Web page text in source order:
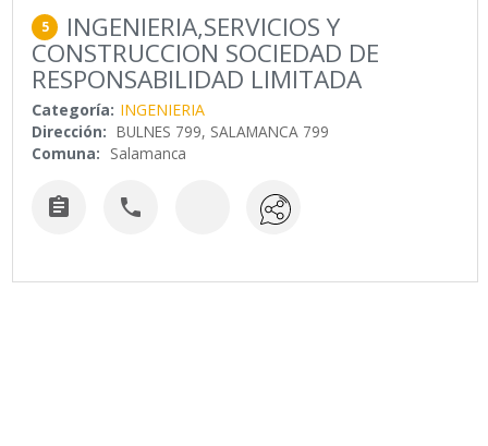
5 INGENIERIA,SERVICIOS Y
CONSTRUCCION SOCIEDAD DE
RESPONSABILIDAD LIMITADA
Categoría: INGENIERIA
Dirección: BULNES 799, SALAMANCA 799
Comuna: Salamanca
 